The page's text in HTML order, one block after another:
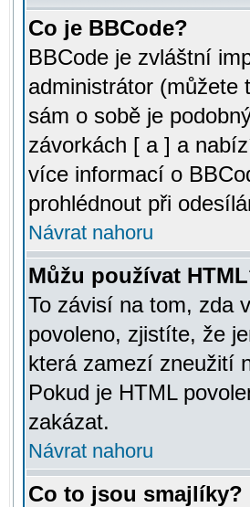
Co je BBCode?
BBCode je zvláštní
administrátor (můžete
sám o sobě je
závorkách [ a ] a
více informací o
prohlédnout při
Návrat nahoru
Můžu používat
To závisí na tom, zda
povoleno, zjistíte, že
která zamezí zneužití
Pokud je HTML
zakázat.
Návrat nahoru
Co to jsou smajlíky?